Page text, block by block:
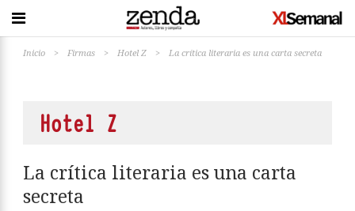
Inicio > Firmas > Hotel Z > La crítica literaria es una carta secreta
Hotel Z
La crítica literaria es una carta
secreta